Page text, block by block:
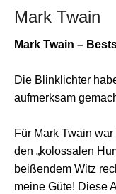
Mark Twain
Mark Twain –
Die Blinklichter
aufmerksam
Für Mark Twain
den „kolossalen
beißendem Witz
meine Güte! Diese